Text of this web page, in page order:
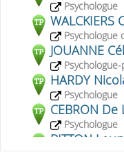
Psychologue
WALCKIERS
Psychologue
JOUANNE
HARDY
Psychologue
CEBRON
Psychologue
BITTON